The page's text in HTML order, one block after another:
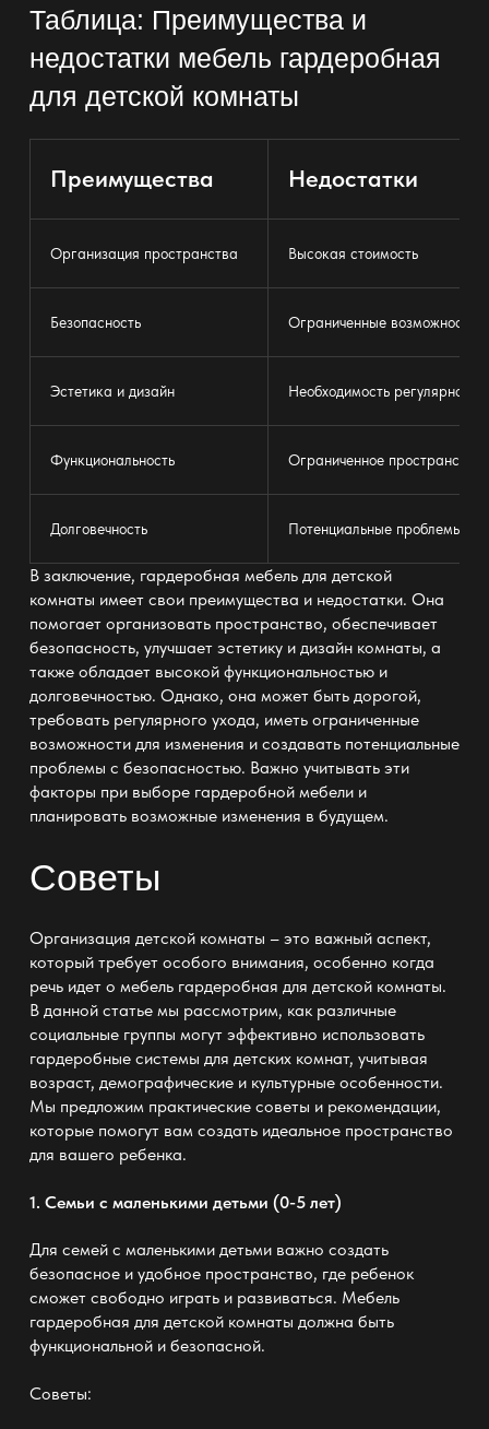
Таблица: Преимущества и
недостатки мебель гардеробная
для детской комнаты
Преимущества Недостатки
Организация пространства Высокая стоимость
Безопасность Ограниченные возможности
Эстетика и дизайн Необходимость регулярного
Функциональность Ограниченное пространство
Долговечность Потенциальные проблемы с
В заключение, гардеробная мебель для детской
комнаты имеет свои преимущества и недостатки. Она
помогает организовать пространство, обеспечивает
безопасность, улучшает эстетику и дизайн комнаты, а
также обладает высокой функциональностью и
долговечностью. Однако, она может быть дорогой,
требовать регулярного ухода, иметь ограниченные
возможности для изменения и создавать потенциальные
проблемы с безопасностью. Важно учитывать эти
факторы при выборе гардеробной мебели и
планировать возможные изменения в будущем.
Советы
Организация детской комнаты – это важный аспект,
который требует особого внимания, особенно когда
речь идет о мебель гардеробная для детской комнаты.
В данной статье мы рассмотрим, как различные
социальные группы могут эффективно использовать
гардеробные системы для детских комнат, учитывая
возраст, демографические и культурные особенности.
Мы предложим практические советы и рекомендации,
которые помогут вам создать идеальное пространство
для вашего ребенка.
1. Семьи с маленькими детьми (0-5 лет)
Для семей с маленькими детьми важно создать
безопасное и удобное пространство, где ребенок
сможет свободно играть и развиваться. Мебель
гардеробная для детской комнаты должна быть
функциональной и безопасной.
Советы: